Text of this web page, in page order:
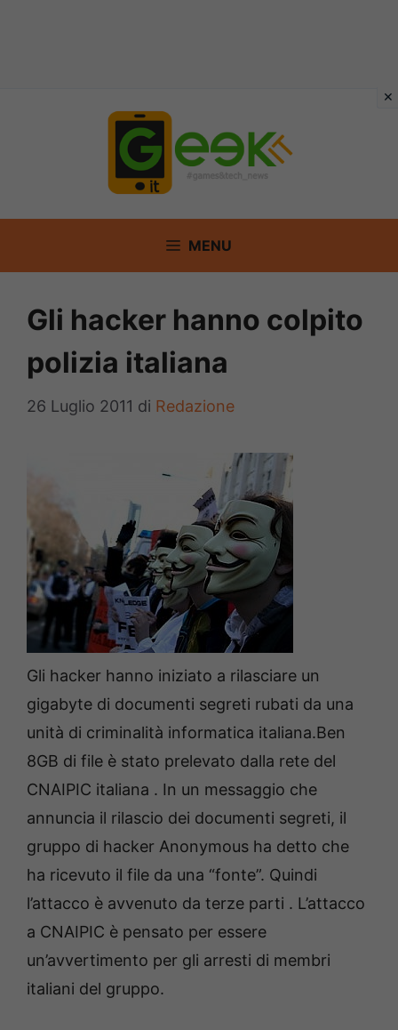
MENU
Gli hacker hanno colpito
polizia italiana
26 Luglio 2011 di Redazione
Gli hacker hanno iniziato a rilasciare un
gigabyte di documenti segreti rubati da una
unità di criminalità informatica italiana.Ben
8GB di file è stato prelevato dalla rete del
CNAIPIC italiana . In un messaggio che
annuncia il rilascio dei documenti segreti, il
gruppo di hacker Anonymous ha detto che
ha ricevuto il file da una “fonte”. Quindi
l’attacco è avvenuto da terze parti . L’attacco
a CNAIPIC è pensato per essere
un’avvertimento per gli arresti di membri
italiani del gruppo.